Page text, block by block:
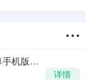
机版免
详情